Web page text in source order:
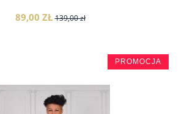
89,00 ZŁ 139,00 zł
do koszyka
PROMOCJA